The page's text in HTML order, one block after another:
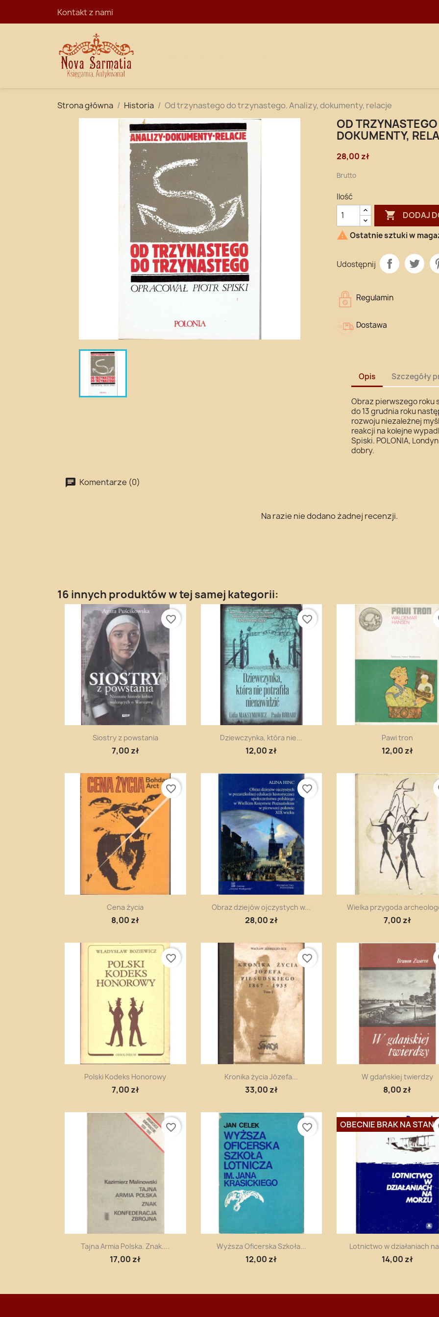
Kontakt z nami
Strona główna Historia Od trzynastego do trzynastego. Analizy, dokumenty, relacje
OD
DOKUMENTY,
28,00 zł
Brutto
Ilość
 DODAJ
 Ostatnie sztuki w
Udostępnij
Regulamin
Dostawa
Opis Szczegóły
Obraz pierwszego roku
do 13 grudnia roku
rozwoju niezależnej
reakcji na kolejne
Spiski. POLONIA,
dobry.
Komentarze (0)
Na razie nie dodano żadnej recenzji.
16 innych produktów w tej samej kategorii:
Szybki podgląd
Siostry z powstania
7,00 zł
favorite_border
Szybki podgląd
Dziewczynka, która nie...
12,00 zł
favorite_border
Szybki podgląd
Pawi tron
12,00 zł
Szybki podgląd
Cena życia
8,00 zł
favorite_border
Szybki podgląd
Obraz dziejów ojczystych w...
28,00 zł
favorite_border
Szybki podgląd
Wielka przygoda
7,00 zł
Szybki podgląd
Polski Kodeks Honorowy
7,00 zł
favorite_border
Szybki podgląd
Kronika życia Józefa...
33,00 zł
favorite_border
Szybki podgląd
W gdańskiej twierdzy
8,00 zł
Szybki podgląd
Tajna Armia Polska. Znak....
17,00 zł
favorite_border
Szybki podgląd
Wyższa Oficerska Szkoła...
12,00 zł
favorite_border
Szybki podgląd
Lotnictwo w działaniach
14,00 zł
OBECNIE BRAK NA